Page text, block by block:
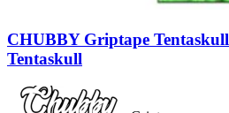
CHUBBY Griptape Tentaskull
Tentaskull